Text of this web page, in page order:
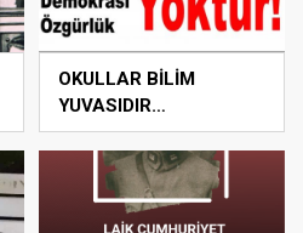
OKULLAR BİLİM
YUVASIDIR
İBADETHANE DEĞİL!